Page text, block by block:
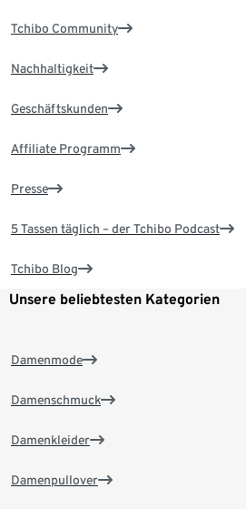
Tchibo Community
Nachhaltigkeit
Geschäftskunden
Affiliate Programm
Presse
5 Tassen täglich – der Tchibo Podcast
Tchibo Blog
Unsere beliebtesten Kategorien
Damenmode
Damenschmuck
Damenkleider
Damenpullover